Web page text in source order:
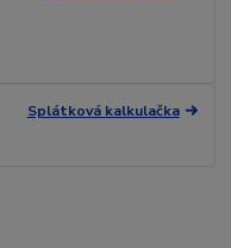
Splátková kalkulačka